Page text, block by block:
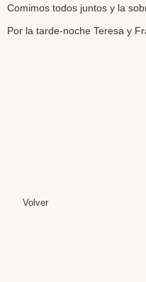
Comimos todos juntos y la
Por la tarde-noche Teresa y
Volver